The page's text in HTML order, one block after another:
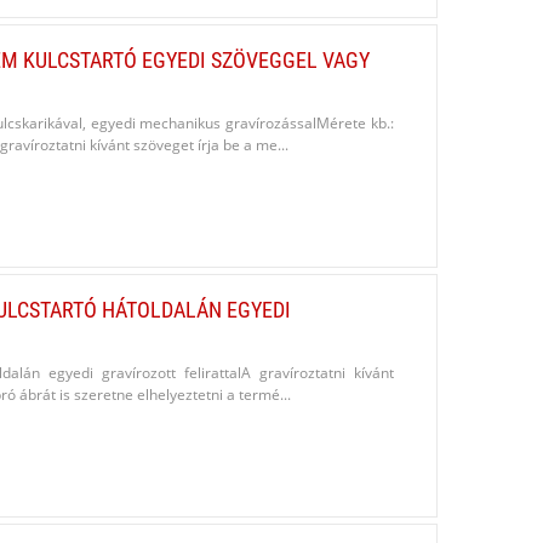
KULCSTARTÓ EGYEDI SZÖVEGGEL VAGY
egyedi mechanikus gravírozássalMérete kb.:
kívánt szöveget írja be a me...
HÁTOLDALÁN EGYEDI
egyedi gravírozott felirattalA gravíroztatni kívánt
ábrát is szeretne elhelyeztetni a termé...